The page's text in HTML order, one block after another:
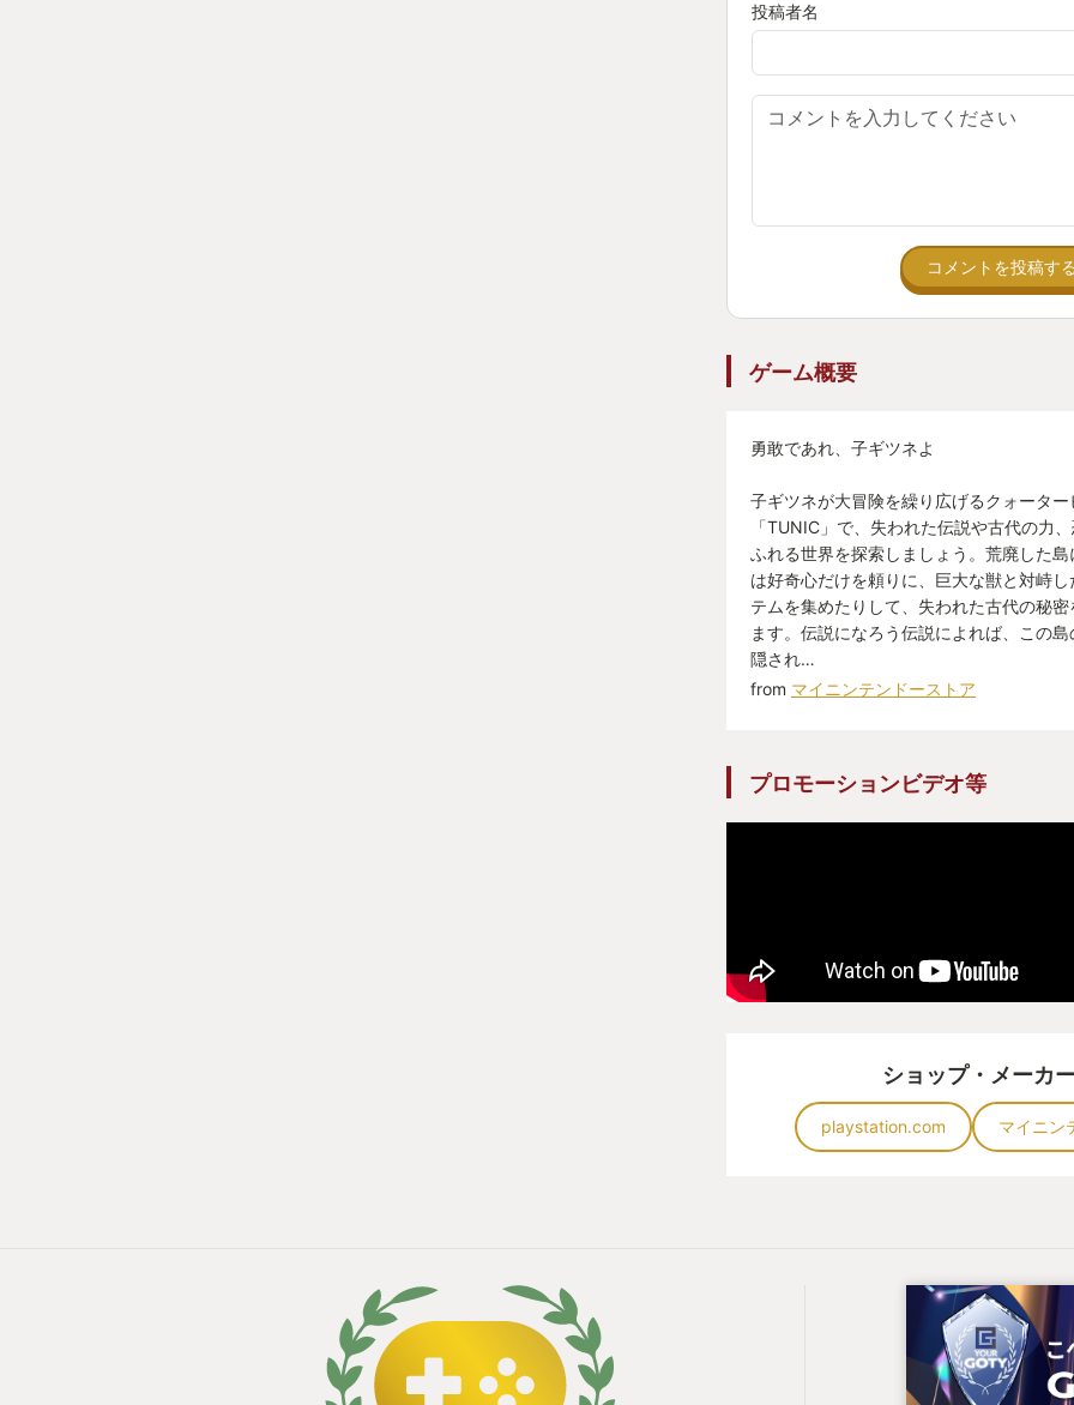
投稿者名
コメントを投稿す
ゲーム概要
勇敢であれ、子ギツネよ
子ギツネが大冒険を繰り広げるクォータ
「TUNIC」で、失われた伝説や古代の力
ふれる世界を探索しましょう。荒廃した
は好奇心だけを頼りに、巨大な獣と対峙
テムを集めたりして、失われた古代の秘
ます。伝説になろう伝説によれば、この
隠され…
from マイニンテンドーストア
プロモーションビデオ等
ショップ・メーカ
playstation.com マイニン